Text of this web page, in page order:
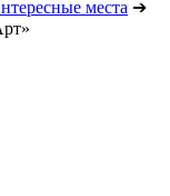
места ➔